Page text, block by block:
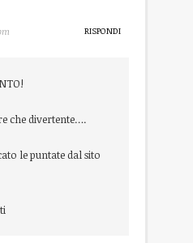
che divertente….
le puntate dal sito
RISPONDI